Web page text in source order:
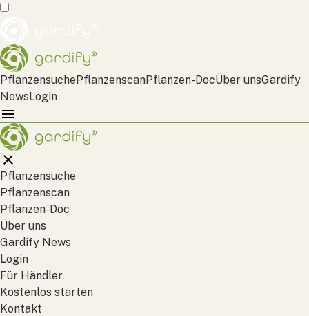
PflanzensuchePflanzenscanPflanzen-DocÜber unsGardify
NewsLogin
Pflanzensuche
Pflanzenscan
Pflanzen-Doc
Über uns
Gardify News
Login
Für Händler
Kostenlos starten
Kontakt